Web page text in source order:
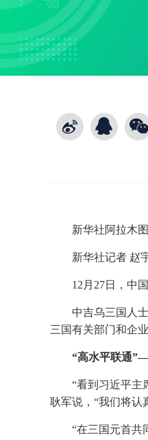
新华社阿拉木
新华社记者 赵
12月27日，中
中吉乌三国人
三国有关部门和企
“高水平联通
“看到习近平主
耿军说，“我们将认
“在三国元首共